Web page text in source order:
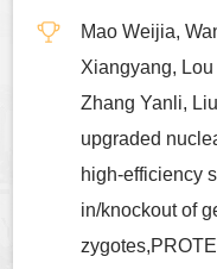
Mao Weijia,
Xiangyang,
Zhang Yanli,
upgraded
high-efficiency
in/knockout of